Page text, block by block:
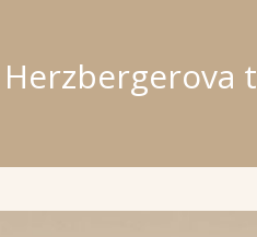
Herzbergerova